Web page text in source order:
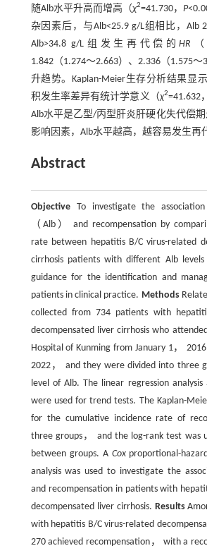
随Alb水平升高而增高（χ2=41.730，P
杂因素后，与Alb<25.9 g/L组相比，Alb
Alb>34.8 g/L组发生再代偿的HR
1.842（1.274～2.663）、2.336（1.575
升趋势。Kaplan-Meier生存分析结果显
积发生率差异有统计学意义（χ2=41.632，
Alb水平是乙型/丙型肝炎肝硬化失代偿
影响因素，Alb水平越高，越容易发生再
Abstract
ObjectiveTo investigate the
（Alb） and recompensation by
rate between hepatitis B/C virus-related
cirrhosis patients with different Alb
guidance for the identification and
patients in clinical practice. Methods
collected from 734 patients with
decompensated liver cirrhosis who
Hospital of Kunming from January 1，
2022， and they were divided into three
level of Alb. The linear regression
were used for trend tests. The Kaplan-
for the cumulative incidence rate of
three groups， and the log-rank test was
between groups. A Coxproportional-
analysis was used to investigate the
and recompensation in patients with
decompensated liver cirrhosis. Results
with hepatitis B/C virus-related
270 achieved recompensation， with a